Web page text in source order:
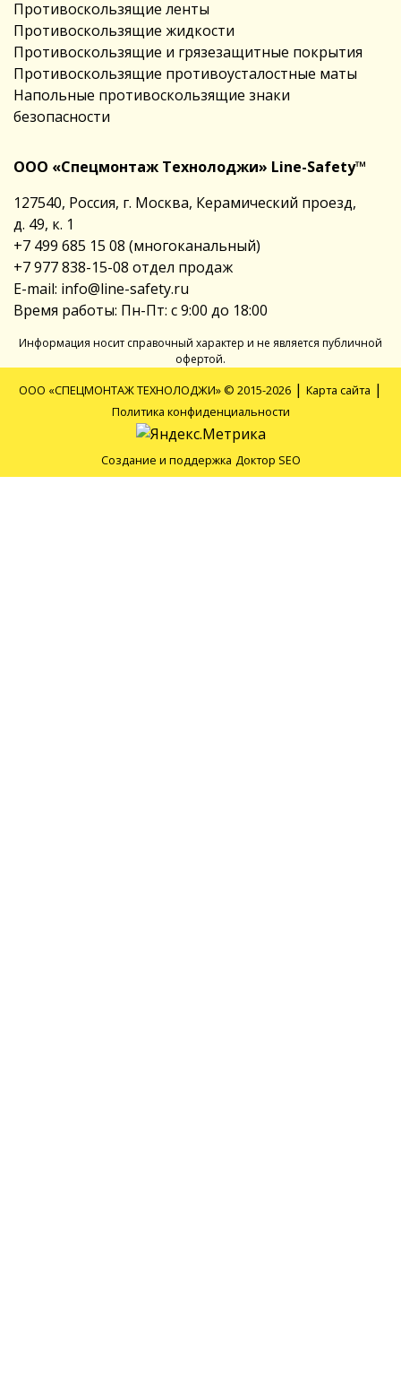
Противоскользящие ленты
Противоскользящие жидкости
Противоскользящие и грязезащитные покрытия
Противоскользящие противоусталостные маты
Напольные противоскользящие знаки
безопасности
ООО «Спецмонтаж Технолоджи» Line-Safety™
127540, Россия, г. Москва, Керамический проезд,
д. 49, к. 1
+7 499 685 15 08 (многоканальный)
+7 977 838-15-08 отдел продаж
E-mail: info@line-safety.ru
Время работы: Пн-Пт: с 9:00 до 18:00
Информация носит справочный характер и не является публичной
офертой.
ООО «СПЕЦМОНТАЖ ТЕХНОЛОДЖИ» © 2015-2026 | Карта сайта |
Политика конфиденциальности
Создание и поддержка Доктор SEO